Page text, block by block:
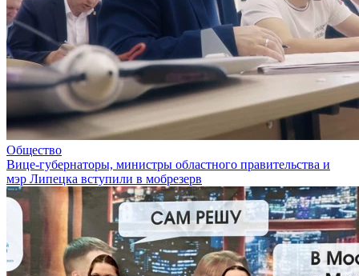
Общество
Вице-губернаторы, министры областного правительства и
мэр Липецка вступили в мобрезерв